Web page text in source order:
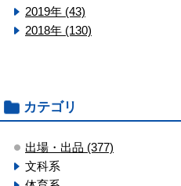
2019年 (43)
2018年 (130)
カテゴリ
出場・出品 (377)
文科系